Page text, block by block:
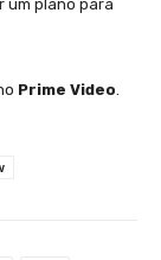
um plano para
Prime Video.